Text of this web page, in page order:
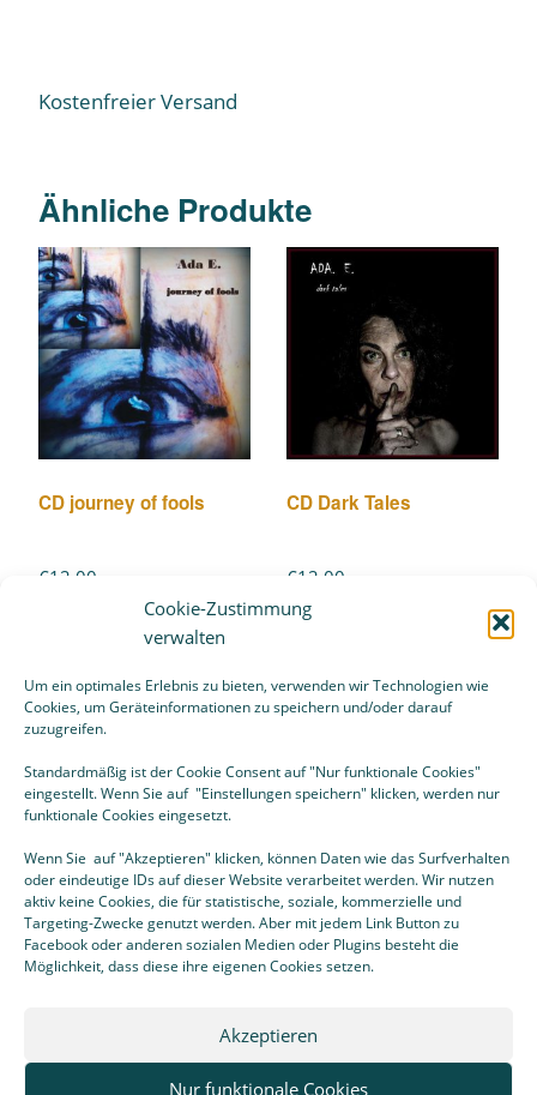
Cookie-Zustimmung
verwalten
Um ein optimales Erlebnis zu bieten, verwenden wir Technologien wie
Cookies, um Geräteinformationen zu speichern und/oder darauf
zuzugreifen.
Standardmäßig ist der Cookie Consent auf "Nur funktionale Cookies"
eingestellt. Wenn Sie auf "Einstellungen speichern" klicken, werden nur
funktionale Cookies eingesetzt.
Wenn Sie auf "Akzeptieren" klicken, können Daten wie das Surfverhalten
oder eindeutige IDs auf dieser Website verarbeitet werden. Wir nutzen
aktiv keine Cookies, die für statistische, soziale, kommerzielle und
Targeting-Zwecke genutzt werden. Aber mit jedem Link Button zu
Facebook oder anderen sozialen Medien oder Plugins besteht die
Möglichkeit, dass diese ihre eigenen Cookies setzen.
Akzeptieren
Nur funktionale Cookies
Kostenfreier Versand
Ähnliche Produkte
CD journey of fools
€12,00
Weiterlesen
CD Dark Tales
€12,00
* Aufgrund des Kleinunternehmerstatus gemäß § 19 UStG
erhebe ich keine Umsatzsteuer und weise diese daher auch nicht
aus.